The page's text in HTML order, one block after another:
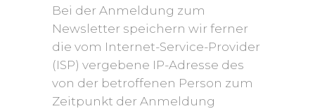
Bei der Anmeldung zum
Newsletter speichern wir ferner
die vom Internet-Service-Provider
(ISP) vergebene IP-Adresse des
von der betroffenen Person zum
Zeitpunkt der Anmeldung